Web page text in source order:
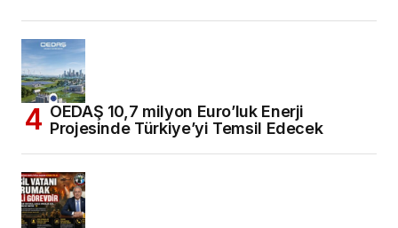
OEDAŞ 10,7 milyon Euro’luk Enerji
Projesinde Türkiye’yi Temsil Edecek